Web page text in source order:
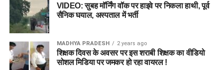
VIDEO: सुबह मॉर्निंग वॉक पर हाइवे पर निकला हाथी, पूर्व
सैनिक घयाल, अस्पताल में भर्ती
MADHYA PRADESH 2 years ago
शिक्षक दिवस के अवसर पर इस शराबी शिक्षक का वीडियो
सोशल मिडिया पर जमकर हो रहा वायरल !